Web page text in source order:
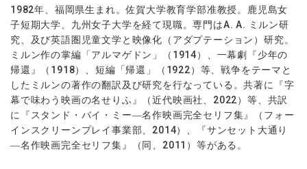
1982年、福岡県生まれ。佐賀大学教育学部准教授。鹿児島女
子短期大学、九州女子大学を経て現職。専門はA. A. ミルン研
究、及び英語圏児童文学と映像化（アダプテーション）研究。
ミルン作の掌編「アルマゲドン」（ 1914）、一幕劇『少年の
帰還』（ 1918）、短編「帰還」（ 1922）等、戦争をテーマと
したミルンの著作の翻訳及び研究を行なっている。共著に『字
幕で味わう映画の名せりふ』（近代映画社、 2022）等、共訳
に『スタンド・バイ・ミー―名作映画完全セリフ集』（フォー
インスクリーンプレイ事業部、 2014）、『サンセット大通り
―名作映画完全セリフ集』（同、 2011 ）等がある。